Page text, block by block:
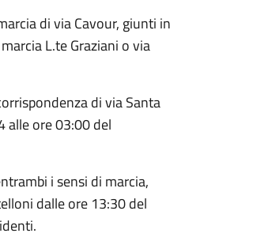
di via Cavour, giunti in
L.te Graziani o via
di via Santa
alle ore 03:00 del
i sensi di marcia,
dalle ore 13:30 del